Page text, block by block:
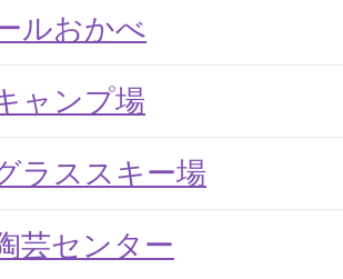
ルおかべ
ャンプ場
ラススキー場
芸センター